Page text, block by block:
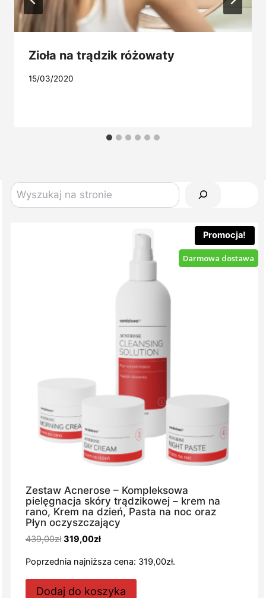
Zioła na trądzik różowaty
15/03/2020
Szukaj
Promocja!
Darmowa dostawa
Zestaw Acnerose – Kompleksowa
pielęgnacja skóry trądzikowej – krem na
rano, Krem na dzień, Pasta na noc oraz
Płyn oczyszczający
439,00zł Pierwotna
wynosiła:
439,00zł.
319,00złAktualna
wynosi:
319,00zł.
Poprzednia najniższa cena: 319,00zł.
Dodaj do koszyka